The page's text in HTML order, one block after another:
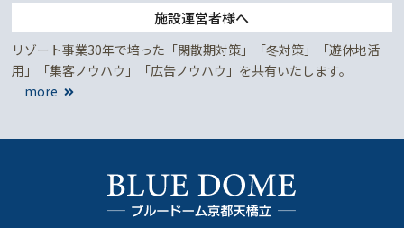
施設運営者様へ
リゾート事業30年で培った「閑散期対策」「冬対策」「遊休地活
用」「集客ノウハウ」「広告ノウハウ」を共有いたします。
more